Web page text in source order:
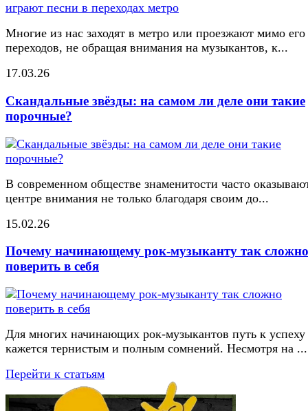
Многие из нас заходят в метро или проезжают мимо его
переходов, не обращая внимания на музыкантов, к...
17.03.26
Скандальные звёзды: на самом ли деле они такие
порочные?
В современном обществе знаменитости часто
центре внимания не только благодаря своим до...
15.02.26
Почему начинающему рок-музыканту так сложно
поверить в себя
Для многих начинающих рок-музыкантов путь к успеху
кажется тернистым и полным сомнений. Несмотря на ...
Перейти к статьям